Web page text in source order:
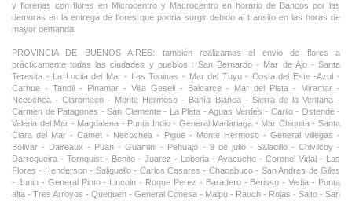
y florerias con flores en Microcentro y Macrocentro en horario de Bancos por las
demoras en la entrega de flores que podria surgir debido al transito en las horas de
mayor demanda.
PROVINCIA DE BUENOS AIRES: también realizamos el envio de flores a
prácticamente todas las ciudades y pueblos : San Bernardo - Mar de Ajo - Santa
Teresita - La Lucila del Mar - Las Toninas - Mar del Tuyu - Costa del Este -Azul -
Carhue - Tandil - Pinamar - Villa Gesell - Balcarce - Mar del Plata - Miramar -
Necochea - Claromeco - Monte Hermoso - Bahía Blanca - Sierra de la Ventana -
Carmen de Patagones - San Clemente - La Plata - Aguas Verdes - Carilo - Ostende -
Valeria del Mar - Magdalena - Punta Indio - General Madariaga - Mar Chiquita - Santa
Clara del Mar - Camet - Necochea - Pigue - Monte Hermoso - General villegas -
Bolivar - Daireaux - Puan - Guamini - Pehuajo - 9 de julio - Saladillo - Chivilcoy -
Darregueira - Tornquist - Benito - Juarez - Loberia - Ayacucho - Coronel Vidal - Las
Flores - Henderson - Saliquello - Carlos Casares - Chacabuco - San Andres de Giles
- Junin - General Pinto - Lincoln - Roque Perez - Baradero - Berisso - Vedia - Punta
alta - Tres Arroyos - Quequen - General Conesa - Maipu - Rauch - Rojas - Salto - San